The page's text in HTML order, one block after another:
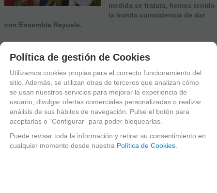
medida se tratara, hemos tenido
la bonita coincidencia de dar
con Ensemble Rayuela.
Norma Comes Vidal,
profesora de clarinete del
Conservatorio Profesional de música
Mestre Tàrrega de Castellón
Autor: Marketing Atelier de Celia
Tags: abrazadera,banda de música , cañas,clarinete
Política de gestión de Cookies
Utilizamos cookies propias para el correcto funcionamiento del
sitio. Además, se utilizan otras de terceros que analizan cómo
se usan nuestros servicios para mejorar la experiencia de
usuario, divulgar ofertas comerciales personalizadas o realizar
análisis de sus hábitos de navegación. Pulse el botón para
aceptarlas o “Configurar” para poder bloquearlas.
Puede revisar toda la información y retirar su consentimiento en
cualquier momento desde nuestra Política de Cookies.